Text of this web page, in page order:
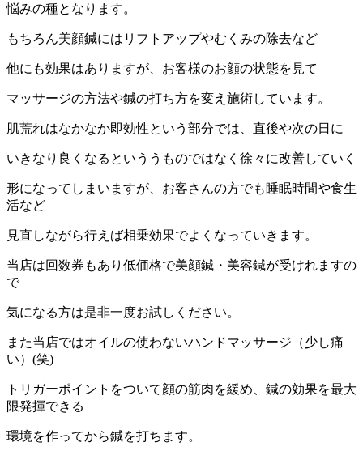
悩みの種となります。
もちろん美顔鍼にはリフトアップやむくみの除去など
他にも効果はありますが、お客様のお顔の状態を見て
マッサージの方法や鍼の打ち方を変え施術しています。
肌荒れはなかなか即効性という部分では、直後や次の日に
いきなり良くなるといううものではなく徐々に改善していく
形になってしまいますが、お客さんの方でも睡眠時間や食生
活など
見直しながら行えば相乗効果でよくなっていきます。
当店は回数券もあり低価格で美顔鍼・美容鍼が受けれますの
で
気になる方は是非一度お試しください。
また当店ではオイルの使わないハンドマッサージ（少し痛
い）(笑)
トリガーポイントをついて顔の筋肉を緩め、鍼の効果を最大
限発揮できる
環境を作ってから鍼を打ちます。